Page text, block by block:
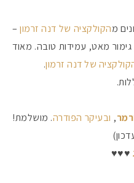
מהקולקציה של דנה זרמון –
מאט, עמידות טובה. מאוד
של דנה זרמון.
, ובעיקר הפודרה. מושלמת!
♥♥♥